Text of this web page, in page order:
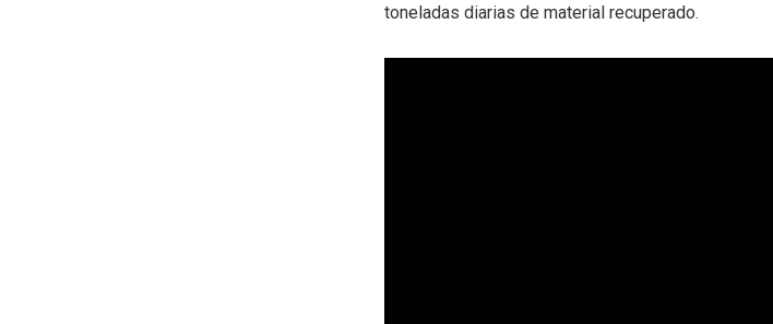
toneladas diarias de material recuperado.